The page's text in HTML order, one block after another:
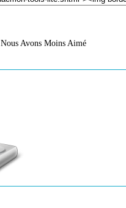
Nous Avons Moins Aimé